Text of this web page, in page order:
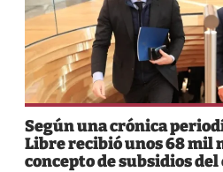
Según una crónica
Libre recibió unos 68 mil
concepto de subsidios del